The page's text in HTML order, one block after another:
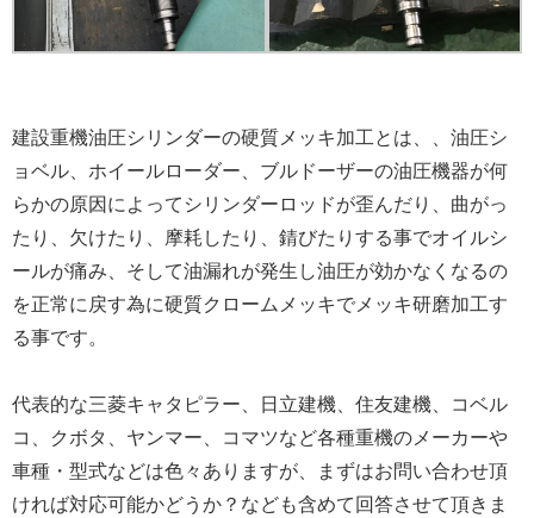
建設重機油圧シリンダーの硬質メッキ加工とは、、油圧シ
ョベル、ホイールローダー、ブルドーザーの油圧機器が何
らかの原因によってシリンダーロッドが歪んだり、曲がっ
たり、欠けたり、摩耗したり、錆びたりする事でオイルシ
ールが痛み、そして油漏れが発生し油圧が効かなくなるの
を正常に戻す為に硬質クロームメッキでメッキ研磨加工す
る事です。
代表的な三菱キャタピラー、日立建機、住友建機、コベル
コ、クボタ、ヤンマー、コマツなど各種重機のメーカーや
車種・型式などは色々ありますが、まずはお問い合わせ頂
ければ対応可能かどうか？なども含めて回答させて頂きま